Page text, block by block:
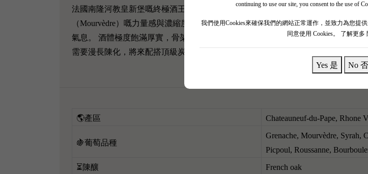
continuing to use our site, you consent to the use of
我們使用Cookies來確保我們的網站正常運作，並致力為您提
同意使用 Cookies。 了解更多
Yes 是 No 否
法國南隆河教皇新堡嘅終極酒王——Beaucastel 'Hommage à Jacques Perrin' 2015
（Mourvèdre）嘅力量感與濃縮度推向極致境界。 香氣狂野到令人難以置信，爆
氣息。 酒體極度飽滿厚實，骨架宏大如摩天大廈，單寧海量但打磨得完美無瑕，
需要漫長陳化，將來配搭頂級炭燒野味或者極品和牛，絕對係神級藝術享受！
🌎產區 Chateauneuf-du-Pape, Rhone
🍇葡萄品種
Grenache, Mourvèdre, Syrah,
Picpoul, Roussanne,
⏳陳釀 French oak